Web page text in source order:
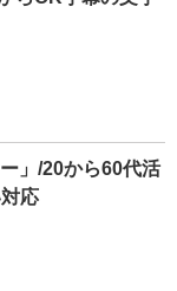
」/20から60代活
応